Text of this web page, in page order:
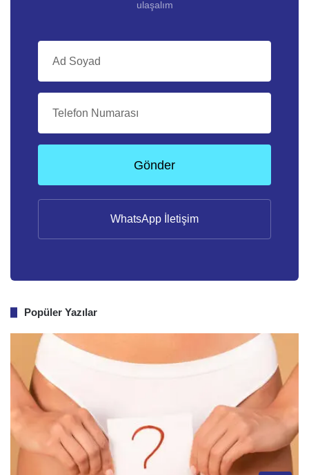
ulaşalım
Gönder
WhatsApp İletişim
Popüler Yazılar